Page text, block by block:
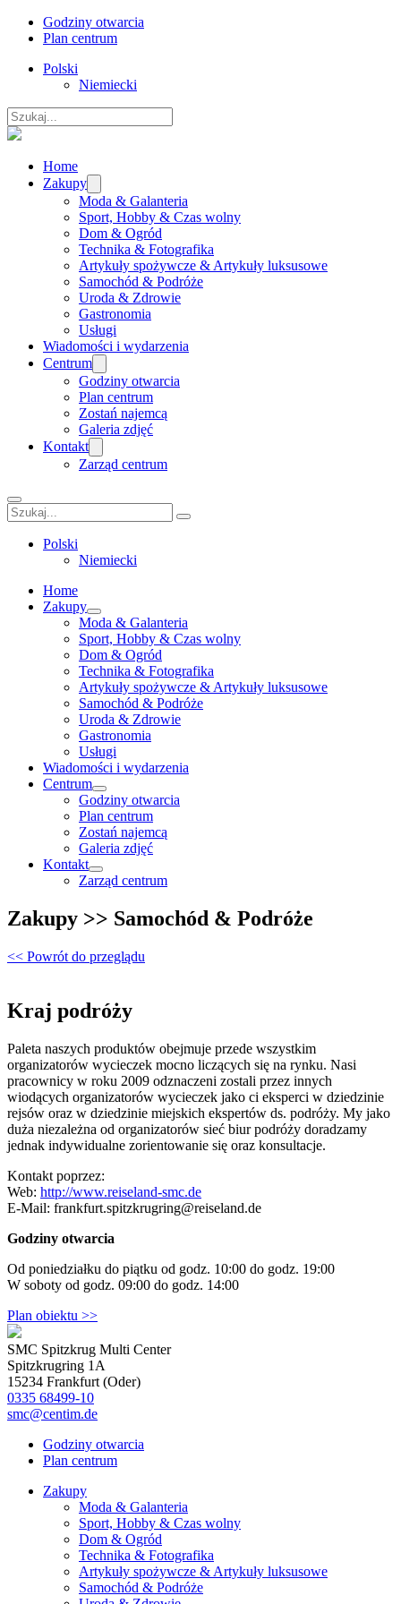
Godziny otwarcia
Plan centrum
Polski
Niemiecki
Szukaj
Home
Zakupy
Moda & Galanteria
Sport, Hobby & Czas wolny
Dom & Ogród
Technika & Fotografika
Artykuły spożywcze & Artykuły luksusowe
Samochód & Podróże
Uroda & Zdrowie
Gastronomia
Usługi
Wiadomości i wydarzenia
Centrum
Godziny otwarcia
Plan centrum
Zostań najemcą
Galeria zdjęć
Kontakt
Zarząd centrum
Szukaj
Polski
Niemiecki
Home
Zakupy
Moda & Galanteria
Sport, Hobby & Czas wolny
Dom & Ogród
Technika & Fotografika
Artykuły spożywcze & Artykuły luksusowe
Samochód & Podróże
Uroda & Zdrowie
Gastronomia
Usługi
Wiadomości i wydarzenia
Centrum
Godziny otwarcia
Plan centrum
Zostań najemcą
Galeria zdjęć
Kontakt
Zarząd centrum
Zakupy >> Samochód & Podróże
<< Powrót do przeglądu
Kraj podróży
Paleta naszych produktów obejmuje przede wszystkim
organizatorów wycieczek mocno liczących się na rynku. Nasi
pracownicy w roku 2009 odznaczeni zostali przez innych
wiodących organizatorów wycieczek jako ci eksperci w dziedzinie
rejsów oraz w dziedzinie miejskich ekspertów ds. podróży. My jako
duża niezależna od organizatorów sieć biur podróży doradzamy
jednak indywidualne zorientowanie się oraz konsultacje.
Kontakt poprzez:
Web: http://www.reiseland-smc.de
E-Mail: frankfurt.spitzkrugring@reiseland.de
Godziny otwarcia
Od poniedziałku do piątku od godz. 10:00 do godz. 19:00
W soboty od godz. 09:00 do godz. 14:00
Plan obiektu >>
SMC Spitzkrug Multi Center
Spitzkrugring 1A
15234 Frankfurt (Oder)
0335 68499-10
smc@centim.de
Godziny otwarcia
Plan centrum
Zakupy
Moda & Galanteria
Sport, Hobby & Czas wolny
Dom & Ogród
Technika & Fotografika
Artykuły spożywcze & Artykuły luksusowe
Samochód & Podróże